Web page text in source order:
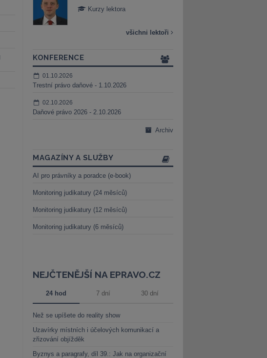
Kurzy lektora
všichni lektoři
KONFERENCE
01.10.2026
Trestní právo daňové - 1.10.2026
02.10.2026
Daňové právo 2026 - 2.10.2026
Archiv
MAGAZÍNY A SLUŽBY
AI pro právníky a poradce (e-book)
Monitoring judikatury (24 měsíců)
Monitoring judikatury (12 měsíců)
Monitoring judikatury (6 měsíců)
NEJČTENĚJŠÍ NA EPRAVO.CZ
24 hod 7 dní 30 dní
Než se upíšete do reality show
Uzavírky místních i účelových komunikací a
zřizování objížděk
Byznys a paragrafy, díl 39.: Jak na organizační